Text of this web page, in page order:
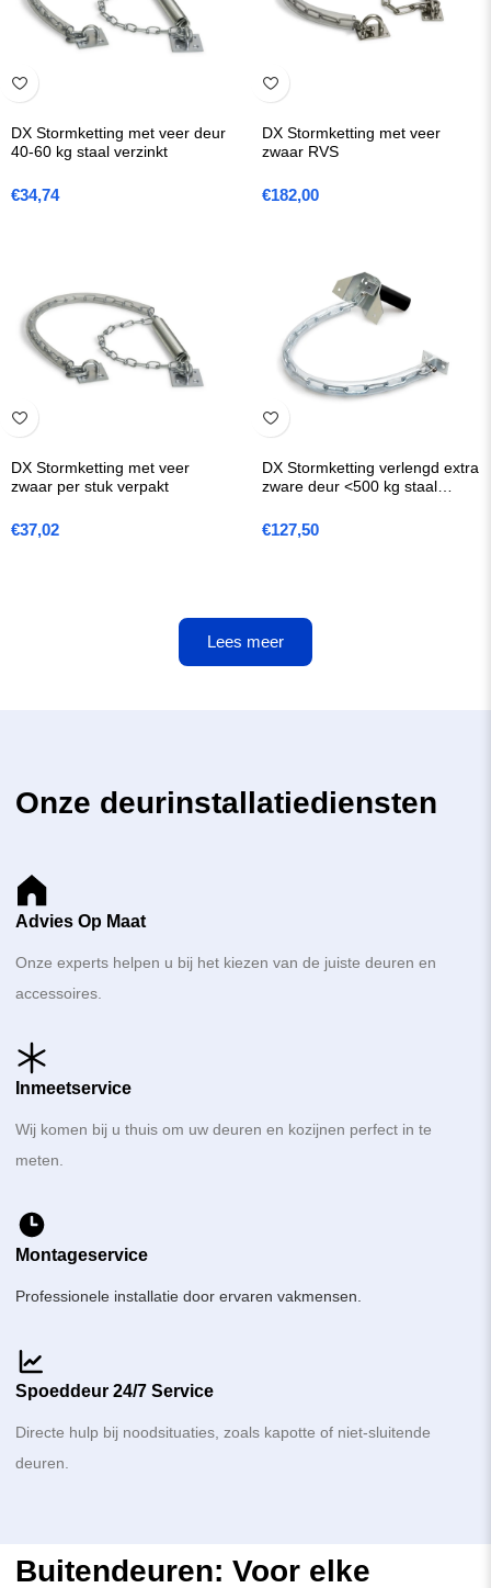
DX Stormketting met veer deur
40-60 kg staal verzinkt
€34,74
DX Stormketting met veer
zwaar RVS
€182,00
DX Stormketting met veer
zwaar per stuk verpakt
€37,02
DX Stormketting verlengd extra
zware deur <500 kg staal
€127,50
Lees meer
Onze deurinstallatiediensten
Advies Op Maat
Onze experts helpen u bij het kiezen van de juiste deuren en
accessoires.
Inmeetservice
Wij komen bij u thuis om uw deuren en kozijnen perfect in te
meten.
Montageservice
Professionele installatie door ervaren vakmensen.
Spoeddeur 24/7 Service
Directe hulp bij noodsituaties, zoals kapotte of niet-sluitende
deuren.
Buitendeuren: Voor elke